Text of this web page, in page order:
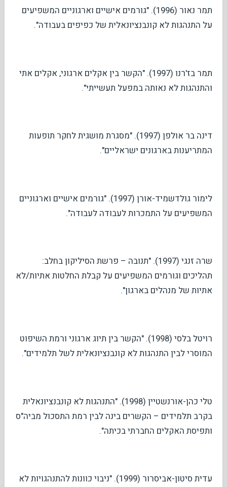
תמר נאור (1996). "גורמים אישיים וארגוניים המשפיעים
על התנהגות לא קונבנציונאלית של כפיפים בעבודה".
תמר בז'רנו (1997). "הקשר בין אקלים ארגוני, אקלים אתי
והתנהגות לא נאותה במפעל תעשייתי".
דינה בר אולפן (1997). "מסגרת מושגית לחקר תופעות
המתריענות בארגונים ישראליים".
לימור גולדשמיד-אורן (1997). "גורמים אישיים וארגוניים
המשפיעים על התמכרות לעבודה לעבודה".
שרה זנגי (1997). "תנובה – פרשת הסיליקון בחלב:
תהליכים וגורמים המשפיעים על קבלת החלטות אתיות/לא
אתיות של מנהלים בארגון".
רויטל בלסי (1998). "הקשר בין תיוג ארגוני ורמת השיפוט
המוסרי לבין התנהגות לא קונבנציונאלית לשל תלמידים".
טלי כהן-אורנשטיין (1998). "התנהגות לא קונבנציונאלית
בקרב תלמידים – הקשרים בינה לבין רמת התסכול מביה"ס
ותפיסת האקלים החברתי בכיתה".
עדית סיטון-אביסרור (1999). "ניבוי כוונות להתנהגויות לא